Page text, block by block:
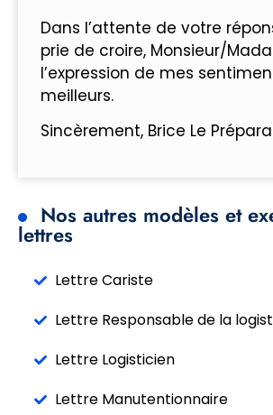
Dans l’attente de votre
prie de croire, Monsieur/
l’expression de mes
meilleurs.
Sincèrement, Brice Le
Nos autres modèles et
lettres
Lettre Cariste
Lettre Responsable de la
Lettre Logisticien
Lettre Manutentionnaire